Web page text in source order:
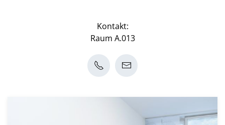
Kontakt:
Raum A.013